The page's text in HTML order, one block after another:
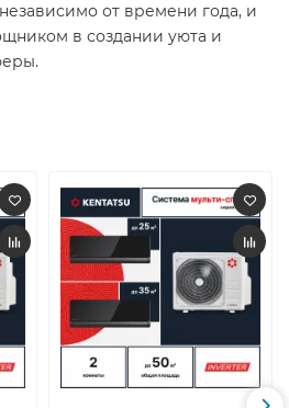
от времени года, и
в создании уюта и